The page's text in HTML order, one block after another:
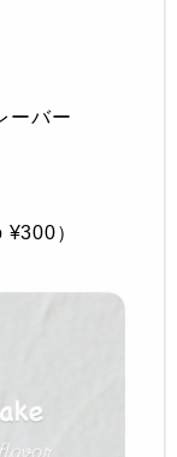
ーバー
）